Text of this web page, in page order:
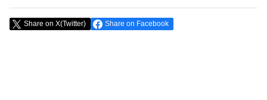
Share on X(Twitter) Share on Facebook